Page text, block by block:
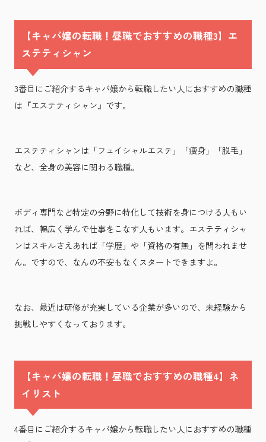
【キャバ嬢の転職！昼職でおすすめの職種3】エ
ステティシャン
3番目にご紹介するキャバ嬢から転職したい人におすすめの職種
は『エステティシャン』です。
エステティシャンは「フェイシャルエステ」「痩身」「脱毛」
など、全身の美容に関わる職種。
ボディ専門など特定の分野に特化して技術を身につける人もい
れば、幅広く学んで仕事をこなす人もいます。エステティシャ
ンはスキルさえあれば「学歴」や「資格の有無」を問われませ
ん。ですので、なんの不安もなくスタートできますよ。
なお、最近は研修が充実している企業が多いので、未経験から
挑戦しやすくなっております。
【キャバ嬢の転職！昼職でおすすめの職種4】ネ
イリスト
4番目にご紹介するキャバ嬢から転職したい人におすすめの職種